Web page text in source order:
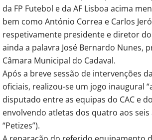
da FP Futebol e da AF Lisboa acima
bem como António Correa e Carlos
respetivamente presidente e diretor do
ainda a palavra José Bernardo Nunes,
Câmara Municipal do Cadaval.
Após a breve sessão de intervenções
oficiais, realizou-se um jogo inaugural
disputado entre as equipas do CAC e do
envolvendo atletas dos quatro aos seis
“Petizes”).